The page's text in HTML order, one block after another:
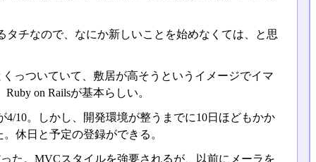
チなので、なにか新しいことを始めなくては、と思
っついていて、敷居が高そうというイメージでイマ
on Railsが基本らしい。
10。しかし、開発環境が整うまでに10日ほどもかか
休日と予定の登録ができる。
た。MVCスタイルを強要されるが、以前にメーラを